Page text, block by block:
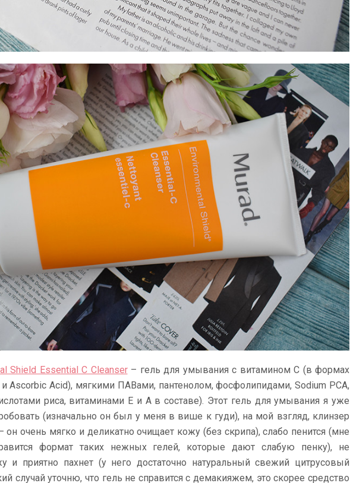
Shield Essential C Cleanser– гель для умывания с витамином С (в формах
Ascorbic Acid), мягкими ПАВами, пантенолом, фосфолипидами, Sodium PCA,
риса, витаминами Е и А в составе). Этот гель для умывания я уже
(изначально он был у меня в више к гуди), на мой взгляд, клинзер
он очень мягко и деликатно очищает кожу (без скрипа), слабо пенится (мне
формат таких нежных гелей, которые дают слабую пенку), не
и приятно пахнет (у него достаточно натуральный свежий цитрусовый
случай уточню, что гель не справится с демакияжем, это скорее средство